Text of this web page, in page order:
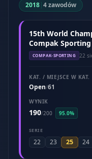
2018|4 zawodów
15th World
Compak
COMPAK-SPORTING 22
KAT. / MIEJSCE W KAT.
Open/61
WYNIK
190/200 95.0%
SERIE
22 23 25 24